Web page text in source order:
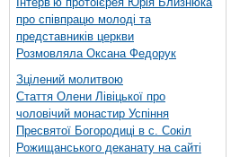
про співпрацю молоді та
представників церкви
Розмовляла Оксана Федорук
Зцілений молитвою
Стаття Олени Лівіцької про
чоловічий монастир Успіння
Пресвятої Богородиці в с. Сокіл
Рожищанського деканату на сайті